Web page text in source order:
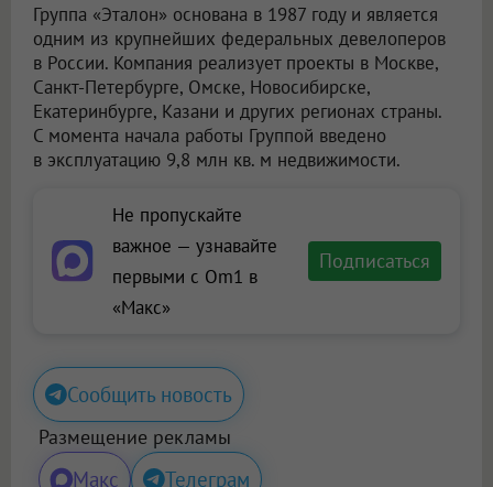
Группа «Эталон» основана в 1987 году и является
одним из крупнейших федеральных девелоперов
в России. Компания реализует проекты в Москве,
Санкт-Петербурге, Омске, Новосибирске,
Екатеринбурге, Казани и других регионах страны.
С момента начала работы Группой введено
в эксплуатацию 9,8 млн кв. м недвижимости.
Не пропускайте
важное — узнавайте
первыми с Om1 в
«Макс»
Подписаться
Сообщить новость
Размещение рекламы
Макс Телеграм